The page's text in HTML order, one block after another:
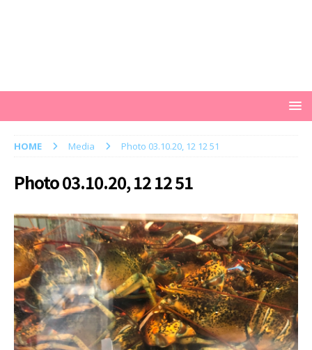
HOME Media Photo 03.10.20, 12 12 51
Photo 03.10.20, 12 12 51